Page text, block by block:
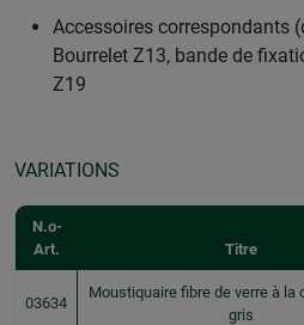
Accessoires correspondants
Bourrelet Z13, bande de
Z19
VARIATIONS
N.o-
Art.
Titre
03634
Moustiquaire fibre de verre à la
gris